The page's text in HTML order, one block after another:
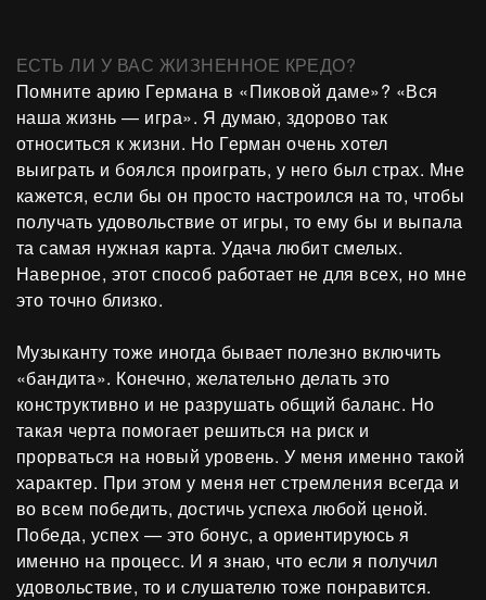
ЕСТЬ ЛИ У ВАС ЖИЗНЕННОЕ КРЕДО?
Помните арию Германа в «Пиковой даме»? «Вся
наша жизнь — игра». Я думаю, здорово так
относиться к жизни. Но Герман очень хотел
выиграть и боялся проиграть, у него был страх. Мне
кажется, если бы он просто настроился на то, чтобы
получать удовольствие от игры, то ему бы и выпала
та самая нужная карта. Удача любит смелых.
Наверное, этот способ работает не для всех, но мне
это точно близко.
Музыканту тоже иногда бывает полезно включить
«бандита». Конечно, желательно делать это
конструктивно и не разрушать общий баланс. Но
такая черта помогает решиться на риск и
прорваться на новый уровень. У меня именно такой
характер. При этом у меня нет стремления всегда и
во всем победить, достичь успеха любой ценой.
Победа, успех — это бонус, а ориентируюсь я
именно на процесс. И я знаю, что если я получил
удовольствие, то и слушателю тоже понравится.